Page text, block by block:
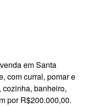
em Santa
com curral, pomar e
banheiro,
por R$200.000,00.